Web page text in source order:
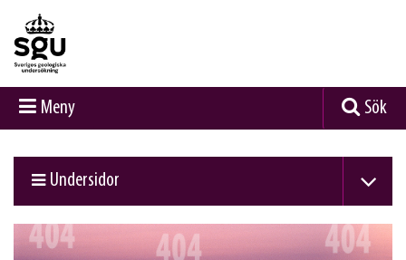
Meny Sök
Undersidor